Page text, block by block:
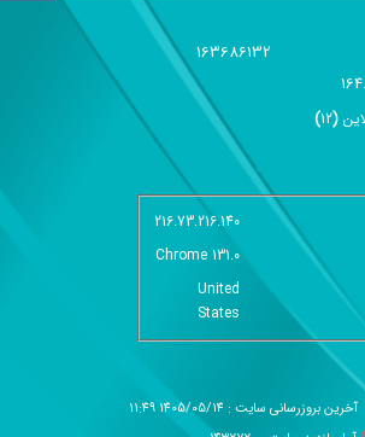
163686132
(
12
)
سایت - خلاصه
216.73.216.140
Chrome 131.0
United
States
آخرین بروزرسانی سایت : 1405/05/14 11:49